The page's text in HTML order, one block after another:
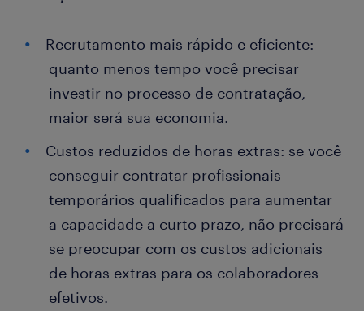
Recrutamento mais rápido e eficiente:
quanto menos tempo você precisar
investir no processo de contratação,
maior será sua economia.
Custos reduzidos de horas extras: se você
conseguir contratar profissionais
temporários qualificados para aumentar
a capacidade a curto prazo, não precisará
se preocupar com os custos adicionais
de horas extras para os colaboradores
efetivos.